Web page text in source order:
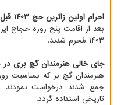
احرام اولین زائرین حج ۱۴۰۳ قبل از ورود به مکه
بعد از اقامت پنج روزه حجاج
۱۴۰۳ مُحرم شدند.
جای خالی هنرمندان گچ بری در
هنرمندان گچ بر که بمناسبت
جمع شدند درخواست نمودند
تاریخی استفاده گردد.